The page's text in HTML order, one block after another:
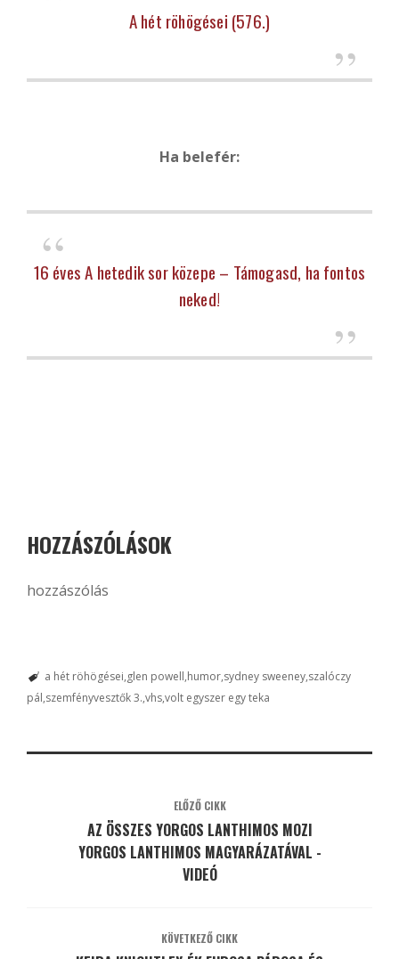
A hét röhögései (576.)
Ha belefér:
16 éves A hetedik sor közepe – Támogasd, ha fontos
neked!
HOZZÁSZÓLÁSOK
hozzászólás
a hét röhögései glen powell humor sydney sweeney szalóczy
pál szemfényvesztők 3. vhsvolt egyszer egy teka
ELŐZŐ CIKK
AZ ÖSSZES YORGOS LANTHIMOS MOZI
YORGOS LANTHIMOS MAGYARÁZATÁVAL -
VIDEÓ
KÖVETKEZŐ CIKK